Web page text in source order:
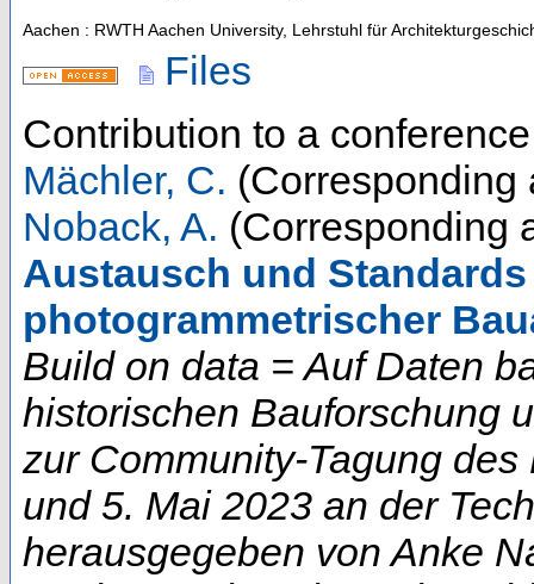
Aachen : RWTH Aachen University, Lehrstuhl für
Files
Contribution to a
Mächler, C. (Corresponding
Noback, A. (Corresponding
Austausch und
photogrammetrischer
Build on data = Auf Daten
historischen Bauforschung
zur Community-Tagung
und 5. Mai 2023 an der
herausgegeben von Anke